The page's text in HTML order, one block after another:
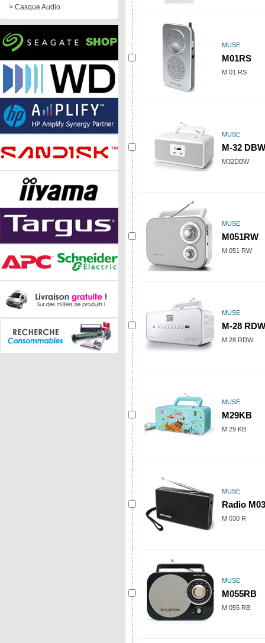
> Casque Audio
MUSE
M01RS
M 01 RS
MUSE
M-32 DBW
M32DBW
MUSE
M051RW
M 051 RW
MUSE
M-28 RDW
M 28 RDW
MUSE
M29KB
M 29 KB
MUSE
Radio
M 030 R
MUSE
M055RB
M 055 RB